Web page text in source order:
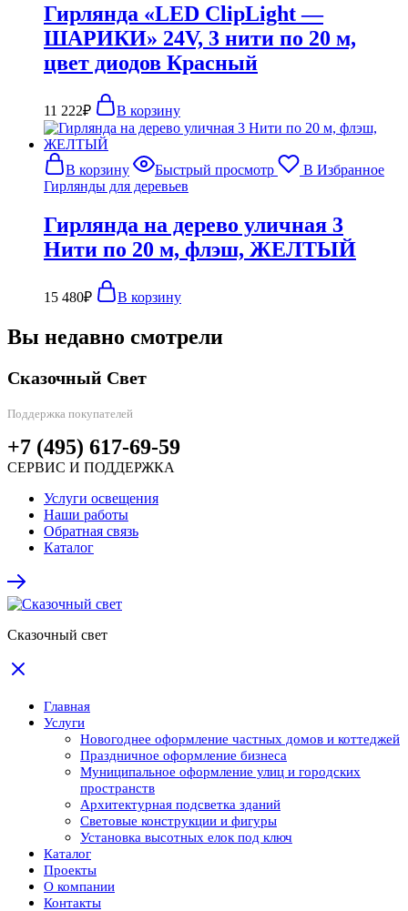
Гирлянда «LED ClipLight —
ШАРИКИ» 24V, 3 нити по 20 м,
цвет диодов Красный
11 222₽ В корзину
В корзину Быстрый просмотр
В Избранное
Гирлянды для деревьев
Гирлянда на дерево уличная 3
Нити по 20 м, флэш, ЖЕЛТЫЙ
15 480₽ В корзину
Вы недавно смотрели
Сказочный Свет
Поддержка покупателей
+7 (495) 617-69-59
СЕРВИС И ПОДДЕРЖКА
Услуги освещения
Наши работы
Обратная связь
Каталог
Сказочный свет
Главная
Услуги
Новогоднее оформление частных домов и коттеджей
Праздничное оформление бизнеса
Муниципальное оформление улиц и городских
пространств
Архитектурная подсветка зданий
Световые конструкции и фигуры
Установка высотных елок под ключ
Каталог
Проекты
О компании
Контакты